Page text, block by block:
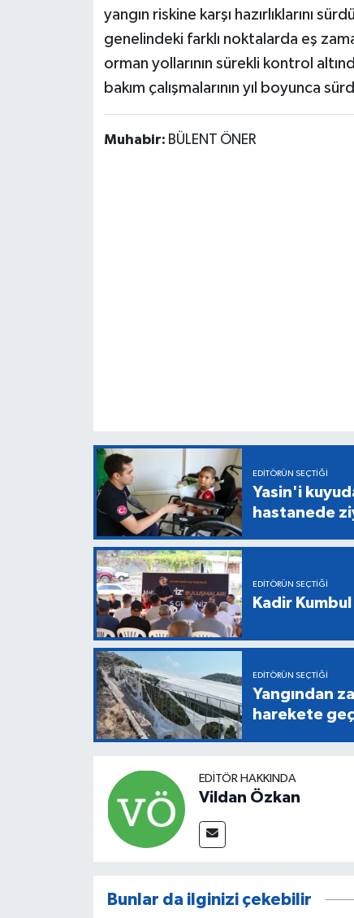
yangın riskine karşı hazırlıklarını
genelindeki farklı noktalarda eş
orman yollarının sürekli kontrol
bakım çalışmalarının yıl boyunca
Muhabir: BÜLENT ÖNER
EDITÖRÜN SEÇTIĞI
Yasin'i
hastanede
EDITÖRÜN SEÇTIĞI
Kadir
EDITÖRÜN SEÇTIĞI
Yangından
harekete
EDITÖR HAKKINDA
Vildan Özkan
Bunlar da ilginizi çekebilir